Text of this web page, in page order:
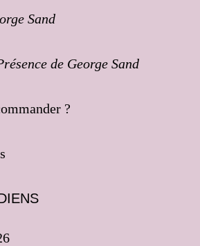
Sand
de George Sand
?